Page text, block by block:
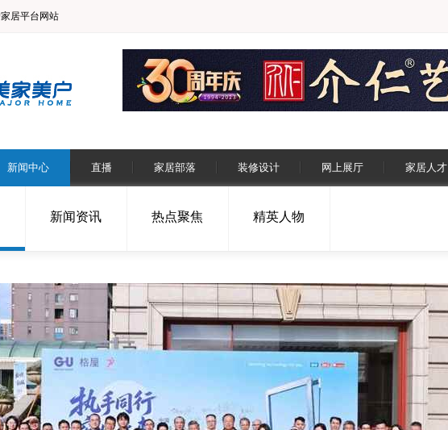
居平台网站
新闻中心 直播 家居部落 装修设计 网上展厅 家居人才
新闻资讯 热点聚焦 精英人物